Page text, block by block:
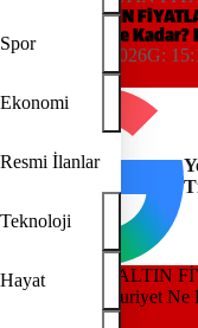
Spor
Ekonomi
Resmi İlanlar
Teknoloji
Hayat
Çeyrek, Cumhuriyet Ne
Durumda?
14 MAYIS ALTIN
Cumhuriyet Ne Kadar?
15:14, 14/05/2026G: